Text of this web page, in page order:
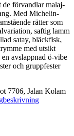
förvandlar malaj-
Med Michelin-
rätter som
saftig lamm
satay, bläckfisk,
med utsikt
avslappnad ö-vibe
och gruppfester
7706, Jalan Kolam